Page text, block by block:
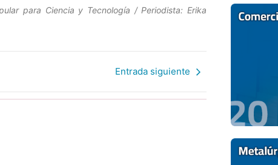
para Ciencia y Tecnología / Periodista: Erika
Entrada siguiente